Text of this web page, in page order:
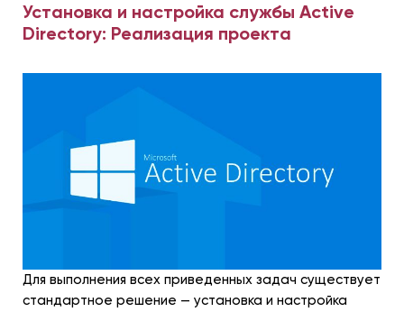
Установка и настройка службы Active
Directory: Реализация проекта
Для выполнения всех приведенных задач существует
стандартное решение — установка и настройка